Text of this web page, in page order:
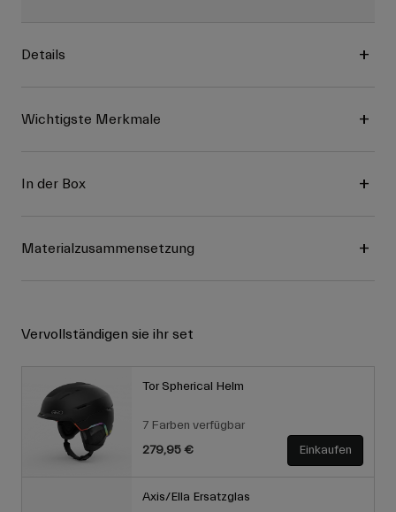
Details
Wichtigste Merkmale
In der Box
Materialzusammensetzung
Vervollständigen sie ihr set
Tor Spherical Helm
7 Farben verfügbar
279,95 €
Einkaufen
Axis/Ella Ersatzglas